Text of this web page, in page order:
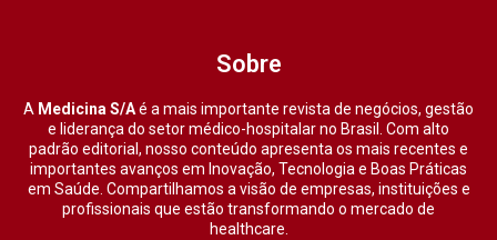
Sobre
A Medicina S/Aé a mais importante revista de negócios, gestão
e liderança do setor médico-hospitalar no Brasil. Com alto
padrão editorial, nosso conteúdo apresenta os mais recentes e
importantes avanços em Inovação, Tecnologia e Boas Práticas
em Saúde. Compartilhamos a visão de empresas, instituições e
profissionais que estão transformando o mercado de
healthcare.